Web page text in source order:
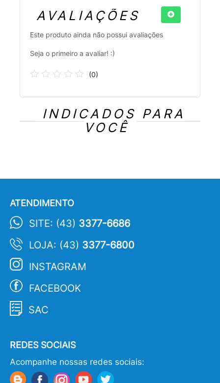
AVALIAÇÕES
Este produto ainda não possui avaliações
Seja o primeiro a avaliar! :)
(0)
INDICADOS PARA
VOCÊ
ATENDIMENTO
SITE: (43) 3377-6686
LOJA: (43) 3377-6800
INSTAGRAM
FACEBOOK
SAC
REDES SOCIAIS
Acompanhe nossas redes sociais: